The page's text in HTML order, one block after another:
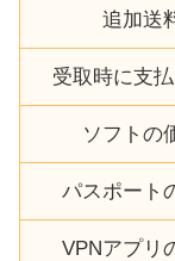
追加送
受取時に支
ソフトの
パスポート
VPNアプリ